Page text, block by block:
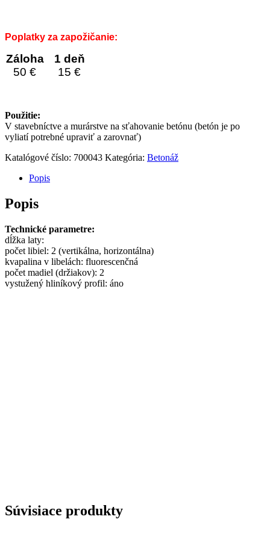
Poplatky za zapožičanie:
Záloha
1 deň
50 €
15 €
Použitie:
V stavebníctve a murárstve na sťahovanie betónu (betón je po
vyliatí potrebné upraviť a zarovnať)
Katalógové číslo: 700043 Kategória: Betonáž
Popis
Popis
Technické parametre:
dĺžka laty:
počet libiel: 2 (vertikálna, horizontálna)
kvapalina v libelách: fluorescenčná
počet madiel (držiakov): 2
vystužený hliníkový profil: áno
Súvisiace produkty